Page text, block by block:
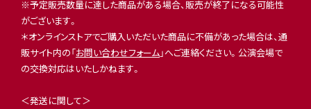
※予定販売数量に達した商品がある場合、販売が終了になる可能性
がございます。
＊オンラインストアでご購入いただいた商品に不備があった場合は、通
販サイト内の「お問い合わせフォーム」へご連絡ください。公演会場で
の交換対応はいたしかねます。
＜発送に関して＞